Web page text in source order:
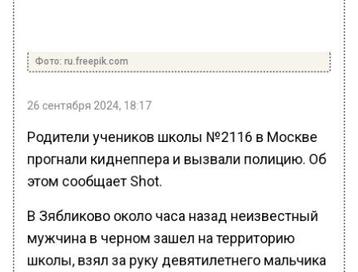
Фото: ru.freepik.com
26 сентября 2024, 18:17
Родители учеников школы №2116 в Москве
прогнали киднеппера и вызвали полицию. Об
этом сообщает Shot.
В Зябликово около часа назад неизвестный
мужчина в черном зашел на территорию
школы, взял за руку девятилетнего мальчика